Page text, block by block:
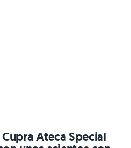
Ateca Special